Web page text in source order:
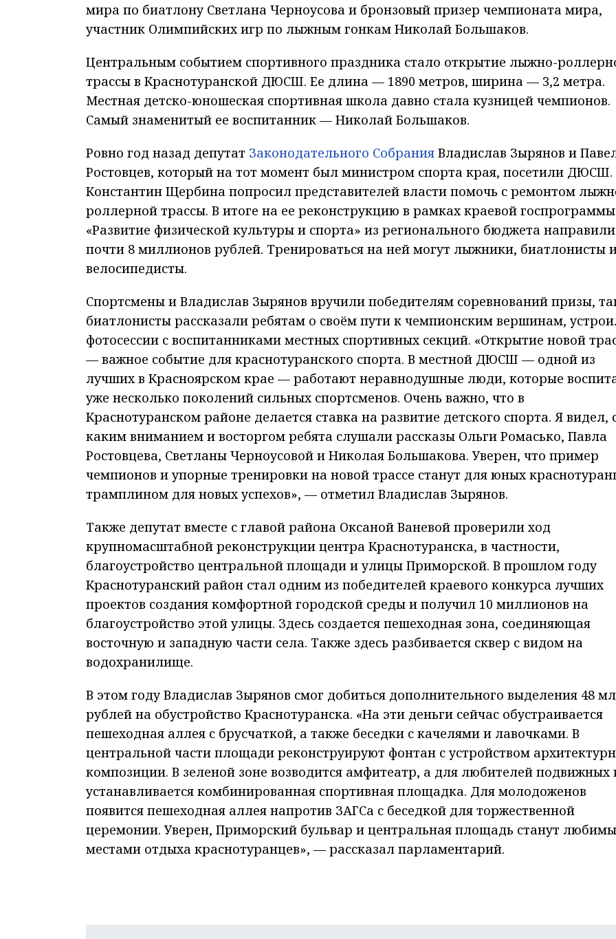
мира по биатлону Светлана Черноусова и бронзовый призер чемпионата мира,
участник Олимпийских игр по лыжным гонкам Николай Большаков.
Центральным событием спортивного праздника стало открытие лыжно-
трассы в Краснотуранской ДЮСШ. Ее длина — 1890 метров, ширина — 3,2 метра.
Местная детско-юношеская спортивная школа давно стала кузницей чемпионов.
Самый знаменитый ее воспитанник — Николай Большаков.
Ровно год назад депутат Законодательного Собрания Владислав Зырянов и
Ростовцев, который на тот момент был министром спорта края, посетили ДЮСШ.
Константин Щербина попросил представителей власти помочь с ремонтом
роллерной трассы. В итоге на ее реконструкцию в рамках краевой госпрограммы
«Развитие физической культуры и спорта» из регионального бюджета направили
почти 8 миллионов рублей. Тренироваться на ней могут лыжники, биатлонисты
велосипедисты.
Спортсмены и Владислав Зырянов вручили победителям соревнований призы,
биатлонисты рассказали ребятам о своём пути к чемпионским вершинам,
фотосессии с воспитанниками местных спортивных секций. «Открытие новой
— важное событие для краснотуранского спорта. В местной ДЮСШ — одной из
лучших в Красноярском крае — работают неравнодушные люди, которые
уже несколько поколений сильных спортсменов. Очень важно, что в
Краснотуранском районе делается ставка на развитие детского спорта. Я видел,
каким вниманием и восторгом ребята слушали рассказы Ольги Ромасько, Павла
Ростовцева, Светланы Черноусовой и Николая Большакова. Уверен, что пример
чемпионов и упорные тренировки на новой трассе станут для юных
трамплином для новых успехов», — отметил Владислав Зырянов.
Также депутат вместе с главой района Оксаной Ваневой проверили ход
крупномасштабной реконструкции центра Краснотуранска, в частности,
благоустройство центральной площади и улицы Приморской. В прошлом году
Краснотуранский район стал одним из победителей краевого конкурса лучших
проектов создания комфортной городской среды и получил 10 миллионов на
благоустройство этой улицы. Здесь создается пешеходная зона, соединяющая
восточную и западную части села. Также здесь разбивается сквер с видом на
водохранилище.
В этом году Владислав Зырянов смог добиться дополнительного выделения 48
рублей на обустройство Краснотуранска. «На эти деньги сейчас обустраивается
пешеходная аллея с брусчаткой, а также беседки с качелями и лавочками. В
центральной части площади реконструируют фонтан с устройством
композиции. В зеленой зоне возводится амфитеатр, а для любителей подвижных
устанавливается комбинированная спортивная площадка. Для молодоженов
появится пешеходная аллея напротив ЗАГСа с беседкой для торжественной
церемонии. Уверен, Приморский бульвар и центральная площадь станут
местами отдыха краснотуранцев», — рассказал парламентарий.